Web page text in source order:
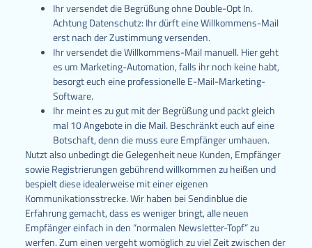
Ihr versendet die Begrüßung ohne Double-Opt In.
Achtung Datenschutz: Ihr dürft eine Willkommens-Mail
erst nach der Zustimmung versenden.
Ihr versendet die Willkommens-Mail manuell. Hier geht
es um Marketing-Automation, falls ihr noch keine habt,
besorgt euch eine professionelle E-Mail-Marketing-
Software.
Ihr meint es zu gut mit der Begrüßung und packt gleich
mal 10 Angebote in die Mail. Beschränkt euch auf eine
Botschaft, denn die muss eure Empfänger umhauen.
Nutzt also unbedingt die Gelegenheit neue Kunden, Empfänger
sowie Registrierungen gebührend willkommen zu heißen und
bespielt diese idealerweise mit einer eigenen
Kommunikationsstrecke. Wir haben bei Sendinblue die
Erfahrung gemacht, dass es weniger bringt, alle neuen
Empfänger einfach in den “normalen Newsletter-Topf” zu
werfen. Zum einen vergeht womöglich zu viel Zeit zwischen der